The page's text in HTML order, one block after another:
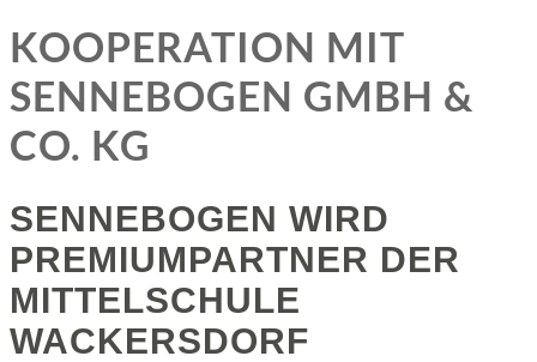
KOOPERATION MIT
SENNEBOGEN GMBH &
CO. KG
SENNEBOGEN WIRD
PREMIUMPARTNER DER
MITTELSCHULE
WACKERSDORF